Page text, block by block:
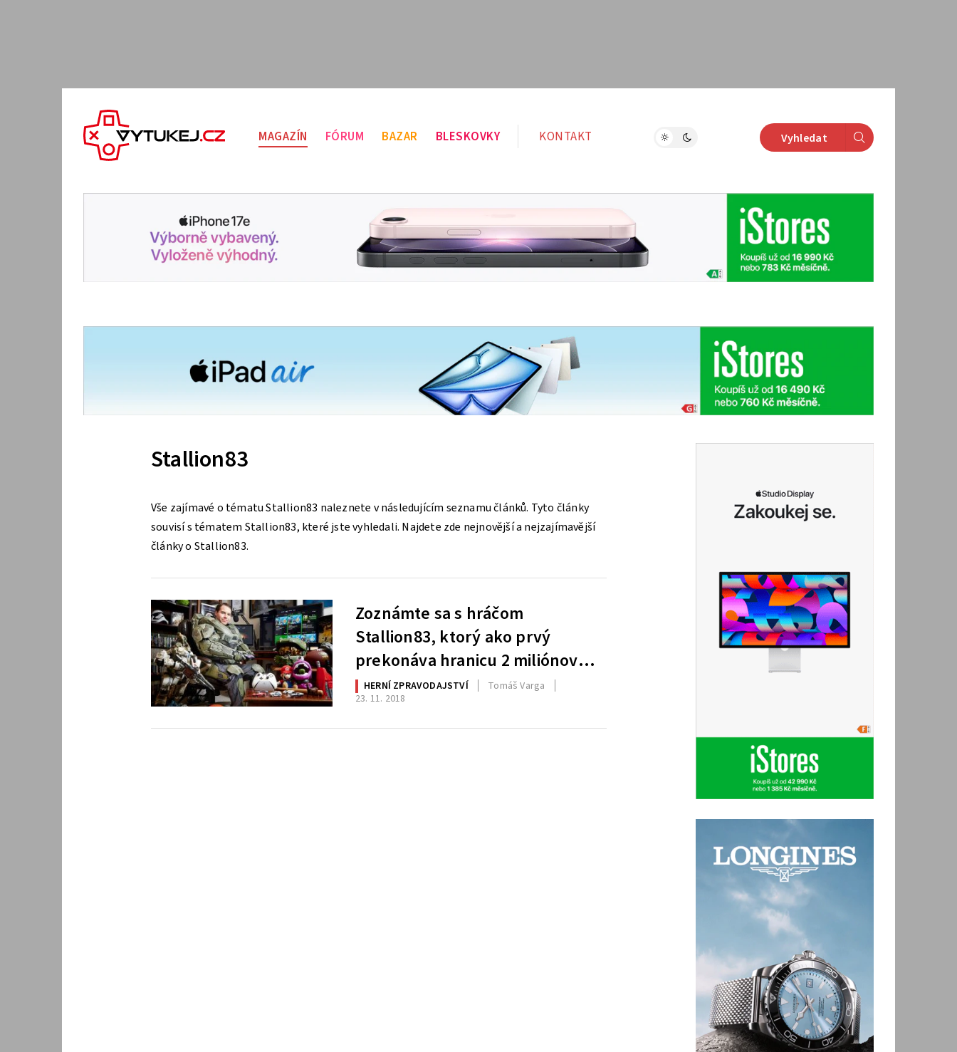
MAGAZÍN FÓRUM BAZAR BLESKOVKY KONTAKT Vyhledat
Stallion83
Vše zajímavé o tématu Stallion83 naleznete v následujícím seznamu článků. Tyto články
souvisí s tématem Stallion83, které jste vyhledali. Najdete zde nejnovější a nejzajímavější
články o Stallion83.
Zoznámte sa s hráčom
Stallion83, ktorý ako prvý
prekonáva hranicu 2 miliónov
Gamerscore na Xbox Live
HERNÍ ZPRAVODAJSTVÍ
Tomáš Varga
23. 11. 2018